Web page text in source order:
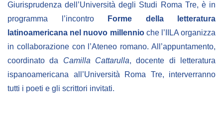
Giurisprudenza dell’Università degli Studi Roma Tre, è in
programma l’incontro
Forme della letteratura
latinoamericana nel nuovo millennioche l’IILA organizza
in collaborazione con l’Ateneo romano. All’appuntamento,
coordinato da Camilla Cattarulla, docente di letteratura
ispanoamericana all’Università Roma Tre, interverranno
tutti i poeti e gli scrittori invitati.